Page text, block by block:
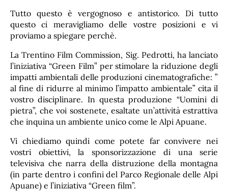
Tutto questo è vergognoso e antistorico. Di tutto
questo ci meravigliamo delle vostre posizioni e vi
proviamo a spiegare perchè.
La Trentino Film Commission, Sig. Pedrotti, ha lanciato
l’iniziativa “Green Film” per stimolare la riduzione degli
impatti ambientali delle produzioni cinematografiche: ”
al fine di ridurre al minimo l’impatto ambientale” cita il
vostro disciplinare. In questa produzione “Uomini di
pietra”, che voi sostenete, esaltate un’attività estrattiva
che inquina un ambiente unico come le Alpi Apuane.
Vi chiediamo quindi come potete far convivere nei
vostri obiettivi, la sponsorizzazione di una serie
televisiva che narra della distruzione della montagna
(in parte dentro i confini del Parco Regionale delle Alpi
Apuane) e l’iniziativa “Green film”.